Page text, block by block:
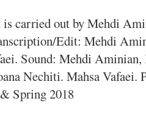
carried out by Mehdi
Edit: Mehdi
Sound: Mehdi
Nechiti. Mahsa Vafaei.
Spring 2018